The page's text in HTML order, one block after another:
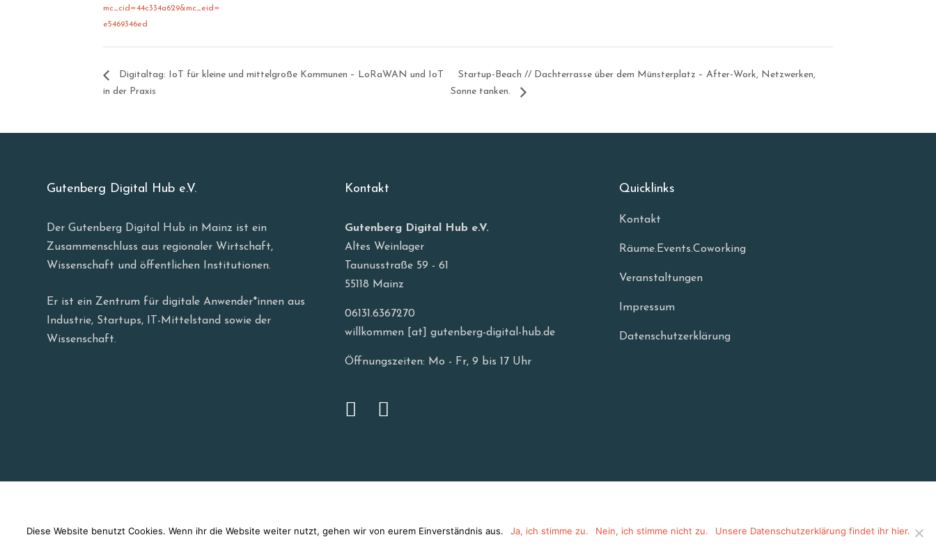
mc_cid=44c334a629&mc_eid=
e5469346ed
Digitaltag: IoT für kleine und mittelgroße Kommunen – LoRaWAN und IoT
in der Praxis
Startup-Beach // Dachterrasse über dem Münsterplatz – After-Work, Netzwerken,
Sonne tanken.
Gutenberg Digital Hub e.V.
Der Gutenberg Digital Hub in Mainz ist ein
Zusammenschluss aus regionaler Wirtschaft,
Wissenschaft und öffentlichen Institutionen.
Er ist ein Zentrum für digitale Anwender*innen aus
Industrie, Startups, IT-Mittelstand sowie der
Wissenschaft.
Kontakt
Gutenberg Digital Hub e.V.
Altes Weinlager
Taunusstraße 59 - 61
55118 Mainz
06131.6367270
willkommen [at] gutenberg-digital-hub.de
Öffnungszeiten: Mo - Fr, 9 bis 17 Uhr
Quicklinks
Kontakt
Räume.Events.Coworking
Veranstaltungen
Impressum
Datenschutzerklärung
Diese Website benutzt Cookies. Wenn ihr die Website weiter nutzt, gehen wir von eurem Einverständnis aus. Ja, ich stimme zu. Nein, ich stimme nicht zu. Unsere Datenschutzerklärung findet ihr hier.